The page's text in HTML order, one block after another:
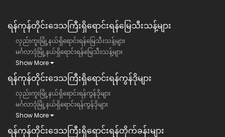
ရန်ကုန်တိုင်းဒေသကြီး​ရှိရောင်းရန်မြေသီးသန့်များ
လှည်းကူးမြို့နယ်ရှိရောင်းရန်မြေသီးသန့်များ
မင်္ဂလာဒုံမြို့နယ်ရှိရောင်းရန်မြေသီးသန့်များ
Show More
ရန်ကုန်တိုင်းဒေသကြီး​ရှိရောင်းရန်ကွန်ဒိုများ
လှည်းကူးမြို့နယ်ရှိရောင်းရန်ကွန်ဒိုများ
မင်္ဂလာဒုံမြို့နယ်ရှိရောင်းရန်ကွန်ဒိုများ
Show More
ရန်ကုန်တိုင်းဒေသကြီး​ရှိရောင်းရန်တိုက်ခန်းများ